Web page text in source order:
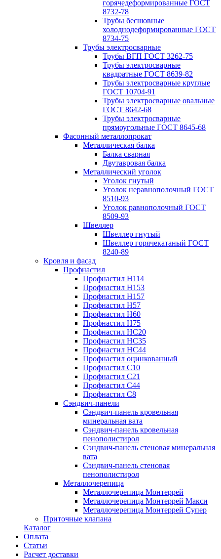
горячедеформированные ГОСТ
8732-78
Трубы бесшовные
холоднодеформированные ГОСТ
8734-75
Трубы электросварные
Трубы ВГП ГОСТ 3262-75
Трубы электросварные
квадратные ГОСТ 8639-82
Трубы электросварные круглые
ГОСТ 10704-91
Трубы электросварные овальные
ГОСТ 8642-68
Трубы электросварные
прямоугольные ГОСТ 8645-68
Фасонный металлопрокат
Металлическая балка
Балка сварная
Двутавровая балка
Металлический уголок
Уголок гнутый
Уголок неравнополочный ГОСТ
8510-93
Уголок равнополочный ГОСТ
8509-93
Швеллер
Швеллер гнутый
Швеллер горячекатаный ГОСТ
8240-89
Кровля и фасад
Профнастил
Профнастил Н114
Профнастил Н153
Профнастил Н157
Профнастил Н57
Профнастил Н60
Профнастил Н75
Профнастил НС20
Профнастил НС35
Профнастил НС44
Профнастил оцинкованный
Профнастил С10
Профнастил С21
Профнастил С44
Профнастил С8
Сэндвич-панели
Сэндвич-панель кровельная
минеральная вата
Сэндвич-панель кровельная
пенополистирол
Сэндвич-панель стеновая минеральная
вата
Сэндвич-панель стеновая
пенополистирол
Металлочерепица
Металлочерепица Монтеррей
Металлочерепица Монтеррей Макси
Металлочерепица Монтеррей Супер
Приточные клапана
Каталог
Оплата
Статьи
Расчет доставки